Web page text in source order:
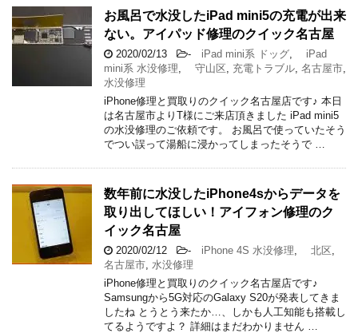
お風呂で水没したiPad mini5の充電が出来
ない。アイパッド修理のクイック名古屋
2020/02/13 - iPad mini系 ドッグ
iPad
mini系 水没修理
守山区 充電トラブル 名古屋市
水没修理
iPhone修理と買取りのクイック名古屋店です♪ 本日
は名古屋市よりT様にご来店頂きました iPad mini5
の水没修理のご依頼です。 お風呂で使っていたそう
でつい誤って湯船に浸かってしまったそうで …
数年前に水没したiPhone4sからデータを
取り出してほしい！アイフォン修理のク
イック名古屋
2020/02/12 - iPhone 4S 水没修理 北区
名古屋市 水没修理
iPhone修理と買取りのクイック名古屋店です♪
Samsungから5G対応のGalaxy S20が発表してきま
したね とうとう来たか…、しかも人工知能も搭載し
てるようですよ？ 詳細はまだわかりません …